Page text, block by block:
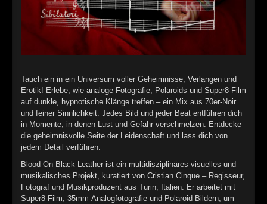
► Langfristig gesehen (sind wir alle tot)
Oberer Totpunkt
► Blutmond
Oberer Totpunkt
► Totentanz
► Teufels Lehrerin
Oberer Totpunkt
► Zeit verfliegt
Oberer Totpunkt
► Untergehen
Oberer Totpunkt
► Geisterfahrt
► Gevatter Tod
Oberer Totpunkt
►
Tauch ein in ein Universum voller Geheimnisse, Verlangen und
Erotik! Erlebe, wie analoge Fotografie, Polaroids und Super8-Film
auf dunkle, hypnotische Klänge treffen – ein Mix aus 70er-Noir
und feiner Sinnlichkeit. Jedes Bild und jeder Beat entführen dich
in Momente, in denen Lust und Gefahr verschmelzen. Entdecke
die geheimnisvolle Seite der Leidenschaft und lass dich von
jedem Detail verführen.
Blood On Black Leather ist ein multidisziplinäres visuelles und
musikalisches Projekt, kuratiert von Cristian Cinque – Regisseur,
Fotograf und Musikproduzent aus Turin, Italien. Er arbeitet mit
Super8-Film, 35mm-Analogfotografie und Polaroid-Bildern, um